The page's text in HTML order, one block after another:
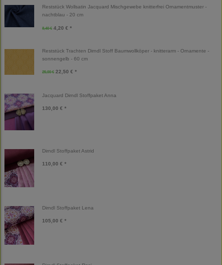
Reststück Wollsatin Jacquard Mischgewebe knitterfrei Ornamentmuster -
nachtblau - 20 cm
8,40 € 4,20 € *
Reststück Trachten Dirndl Stoff Baumwollköper - knitterarm - Ornamente -
sonnengelb - 60 cm
25,00 € 22,50 € *
Jacquard Dirndl Stoffpaket Anna
130,00 € *
Dirndl Stoffpaket Astrid
110,00 € *
Dirndl Stoffpaket Lena
105,00 € *